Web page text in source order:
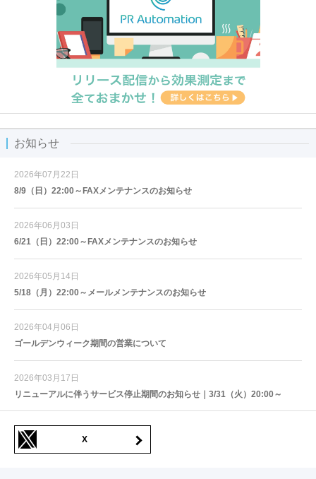
お知らせ
2026年07月22日
8/9（日）22:00～FAXメンテナンスのお知らせ
2026年06月03日
6/21（日）22:00～FAXメンテナンスのお知らせ
2026年05月14日
5/18（月）22:00～メールメンテナンスのお知らせ
2026年04月06日
ゴールデンウィーク期間の営業について
2026年03月17日
リニューアルに伴うサービス停止期間のお知らせ｜3/31（火）20:00～
X